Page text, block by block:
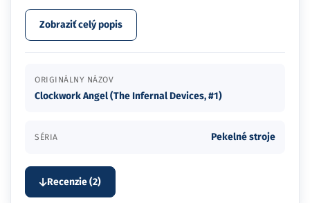
Zobraziť celý popis
ORIGINÁLNY NÁZOV
Clockwork Angel (The Infernal Devices, #1)
SÉRIA Pekelné stroje
Recenzie (2)